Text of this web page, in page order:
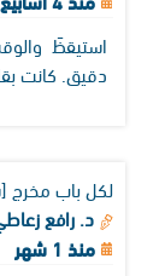
استيقظَ
دقيق. كانت
لكل باب مخرج
د. رافع
منذ 1 شهر